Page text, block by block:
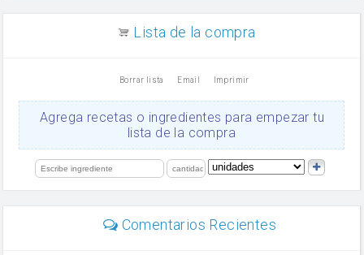
Ajos
salsa de soja
limón
Lista de la compra
Borrar lista Email Imprimir
Agrega recetas o ingredientes para empezar tu
lista de la compra
Comentarios Recientes